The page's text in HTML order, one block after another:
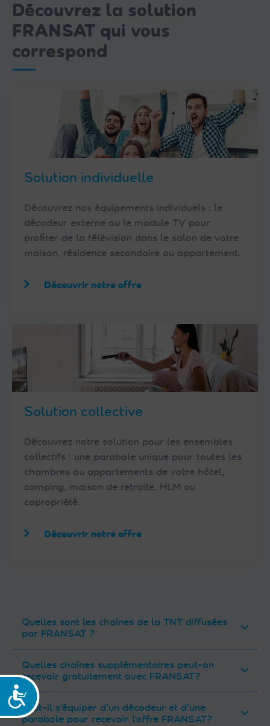
Accessibilité
Découvrez la solution
FRANSAT qui vous
correspond
Solution individuelle
Découvrez nos équipements individuels : le
décodeur externe ou le module TV pour
profiter de la télévision dans le salon de votre
maison, résidence secondaire ou appartement.
Découvrir notre offre
Solution collective
Découvrez notre solution pour les ensembles
collectifs : une parabole unique pour toutes les
chambres ou appartements de votre hôtel,
camping, maison de retraite, HLM ou
copropriété.
Découvrir notre offre
Quelles sont les chaînes de la TNT diffusées
par FRANSAT ?
Quelles chaînes supplémentaires peut-on
recevoir gratuitement avec FRANSAT?
Faut-il s’équiper d’un décodeur et d’une
parabole pour recevoir l’offre FRANSAT?